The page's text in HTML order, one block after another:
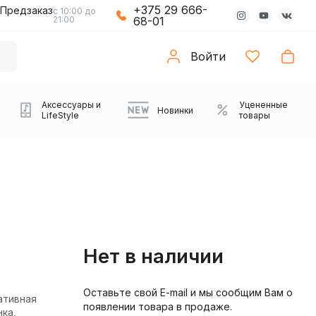
Предзаказс 10:00 до
21:00
+375 29 666-
68-01
Войти
Плееры Аудиоинтерфейсы
Виниловые
проигрыватели
Звуковые карты
Partybox
Саундбары
Компьютерные колонки Веб-камеры
Коврики с подсветкой Проекторы
Аксессуары и
LifeStyle
Зарядные устройства Транспорт
Новинки
Уцененные
товары
Нет в наличии
Оставьте свой E-mail и мы сообщим Вам о
появлении товара в продаже.